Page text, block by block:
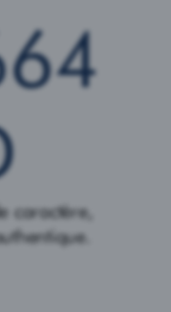
caractère,